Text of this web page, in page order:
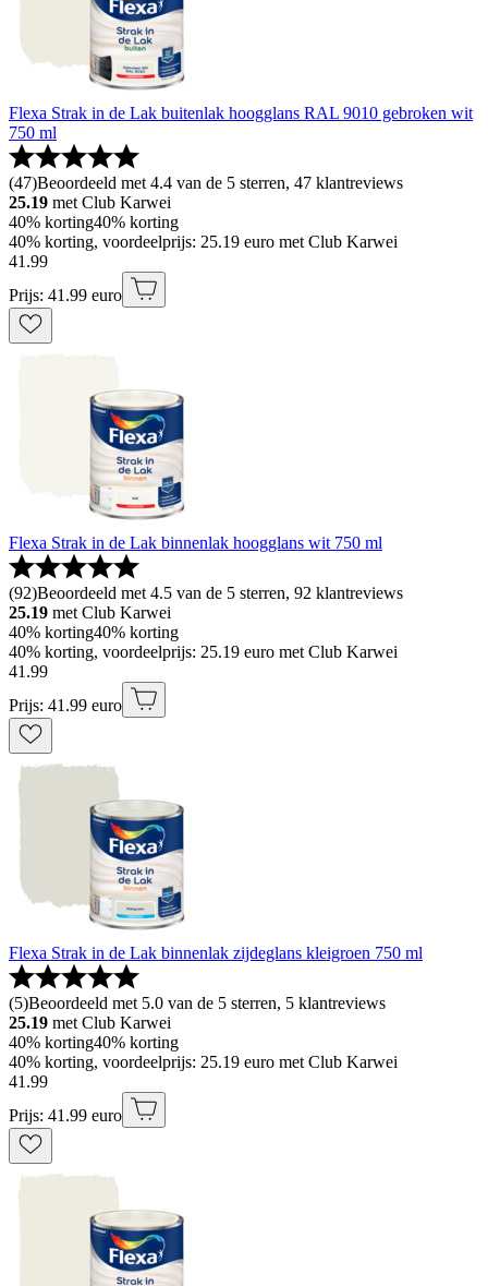
Flexa Strak in de Lak buitenlak hoogglans RAL 9010 gebroken wit
750 ml
(47)Beoordeeld met 4.4 van de 5 sterren, 47 klantreviews
25.19 met Club Karwei
40% korting40% korting
40% korting, voordeelprijs: 25.19 euro met Club Karwei
41 .99
Prijs: 41.99 euro
Flexa Strak in de Lak binnenlak hoogglans wit 750 ml
(92)Beoordeeld met 4.5 van de 5 sterren, 92 klantreviews
25.19 met Club Karwei
40% korting40% korting
40% korting, voordeelprijs: 25.19 euro met Club Karwei
41 .99
Prijs: 41.99 euro
Flexa Strak in de Lak binnenlak zijdeglans kleigroen 750 ml
(5)Beoordeeld met 5.0 van de 5 sterren, 5 klantreviews
25.19 met Club Karwei
40% korting40% korting
40% korting, voordeelprijs: 25.19 euro met Club Karwei
41 .99
Prijs: 41.99 euro